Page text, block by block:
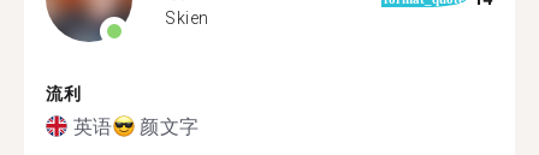
Skien
流利
英语 颜文字